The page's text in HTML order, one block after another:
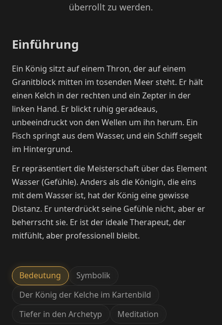
überrollt zu werden.
Einführung
Ein König sitzt auf einem Thron, der auf einem
Granitblock mitten im tosenden Meer steht. Er hält
einen Kelch in der rechten und ein Zepter in der
linken Hand. Er blickt ruhig geradeaus,
unbeeindruckt von den Wellen um ihn herum. Ein
Fisch springt aus dem Wasser, und ein Schiff segelt
im Hintergrund.
Er repräsentiert die Meisterschaft über das Element
Wasser (Gefühle). Anders als die Königin, die eins
mit dem Wasser ist, hat der König eine gewisse
Distanz. Er unterdrückt seine Gefühle nicht, aber er
beherrscht sie. Er ist der ideale Therapeut, der
mitfühlt, aber professionell bleibt.
Bedeutung
Symbolik
Der König der Kelche im Kartenbild
Tiefer in den Archetyp
Meditation